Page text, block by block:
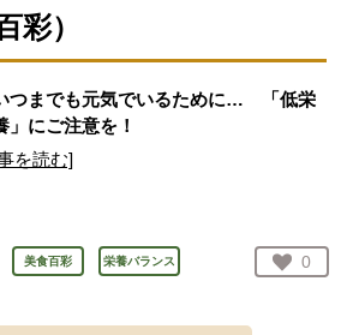
彩）
つまでも元気でいるために… 「低栄
」にご注意を！
を読む]
美食百彩 栄養バランス お気
0
人